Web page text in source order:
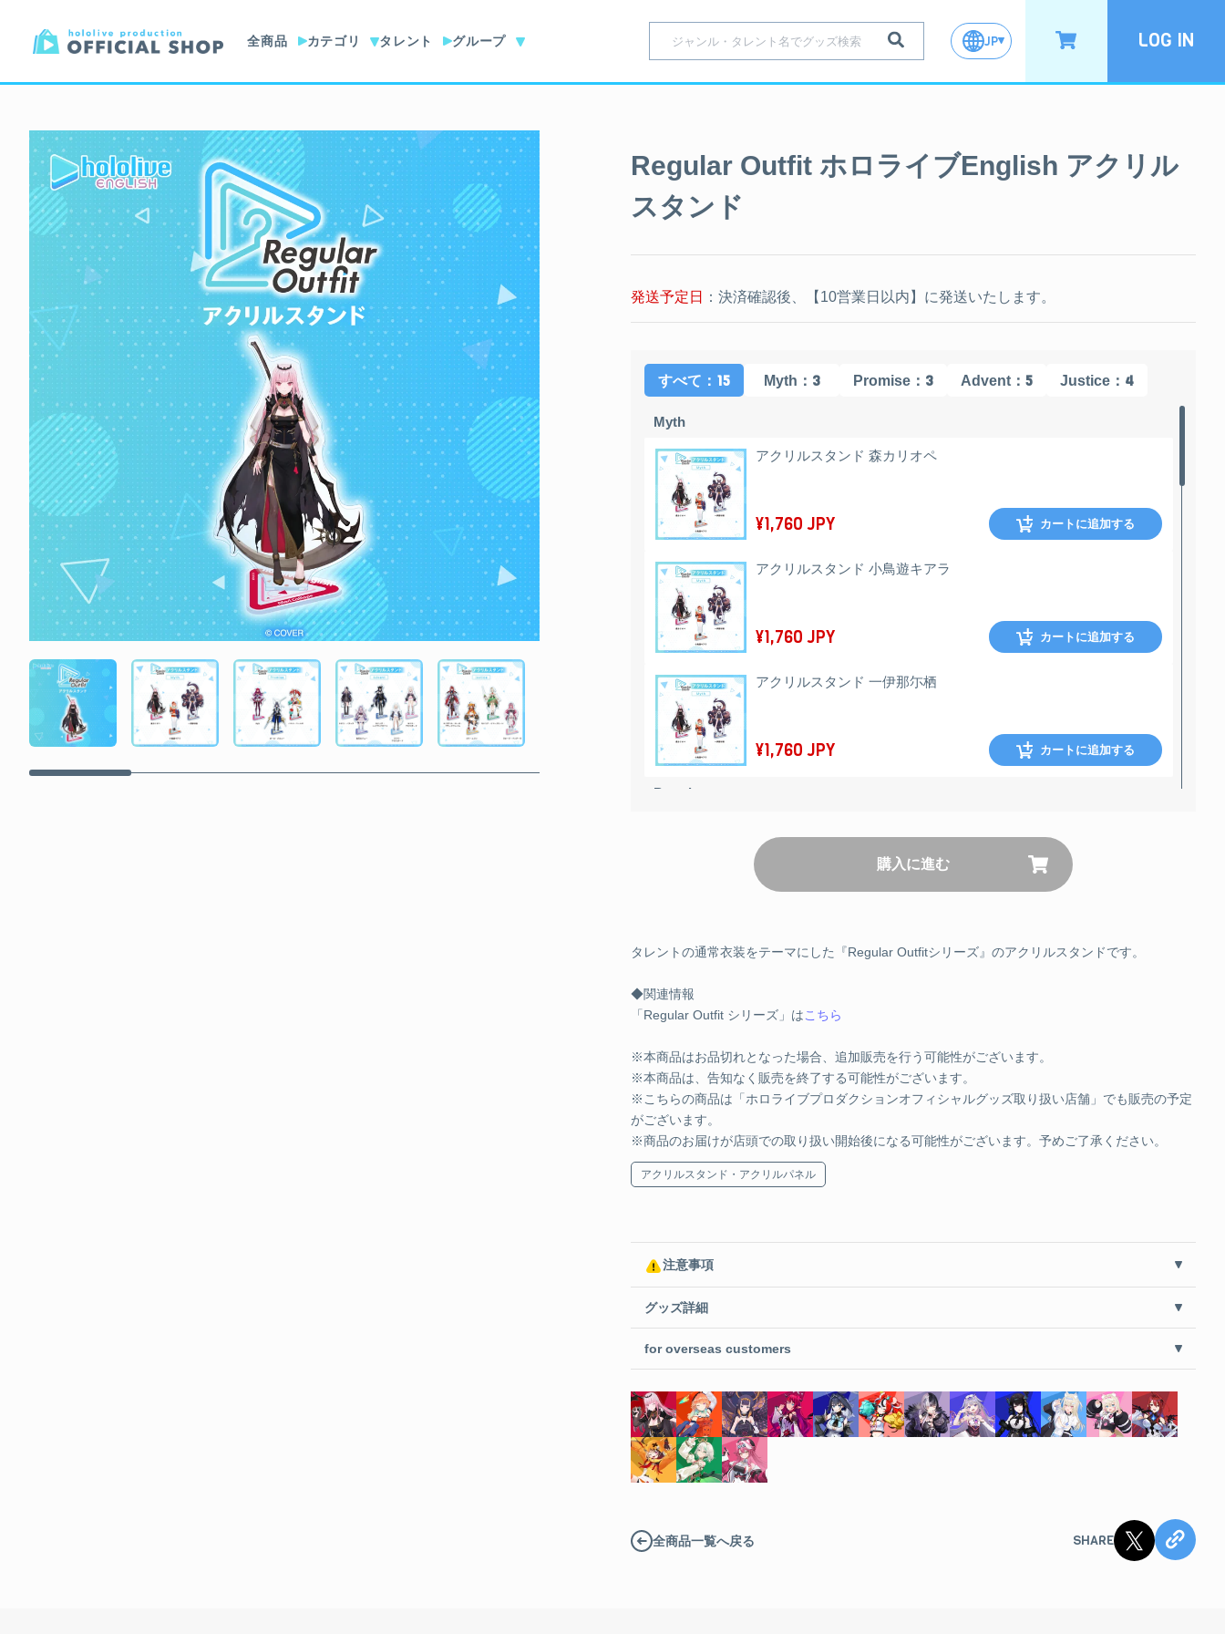
全商品 カテゴリ タレント グループ JP LOG IN
Regular Outfit ホロライブEnglish アクリル
スタンド
発送予定日 ：決済確認後、【10営業日以内】に発送いたします。
すべて ：15 Myth ：3 Promise ：3 Advent ：5 Justice ：4
Myth
アクリルスタンド 森カリオペ
¥1,760 JPY カートに追加する
アクリルスタンド 小鳥遊キアラ
¥1,760 JPY カートに追加する
アクリルスタンド 一伊那尓栖
¥1,760 JPY カートに追加する
Promise
¥1,760 JPY カートに追加する
¥1,760 JPY
アクリルスタンド ハコス・ベールズ
Advent
アクリルスタンド ネリッサ・レイヴンクロフト
購入に進む
タレントの通常衣装をテーマにした『Regular Outfitシリーズ』のアクリルスタンドです。
◆関連情報
「Regular Outfit シリーズ」はこちら
※本商品はお品切れとなった場合、追加販売を行う可能性がございます。
※本商品は、告知なく販売を終了する可能性がございます。
※こちらの商品は「ホロライブプロダクションオフィシャルグッズ取り扱い店舗」でも販売の予定
がございます。
※商品のお届けが店頭での取り扱い開始後になる可能性がございます。予めご了承ください。
アクリルスタンド・アクリルパネル
注意事項
グッズ詳細
for overseas customers
全商品一覧へ戻る SHARE